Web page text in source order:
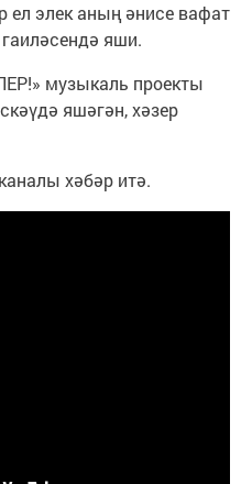
ел элек аның әнисе вафат
яши.
музыкаль проекты
яшәгән, хәзер
хәбәр итә.